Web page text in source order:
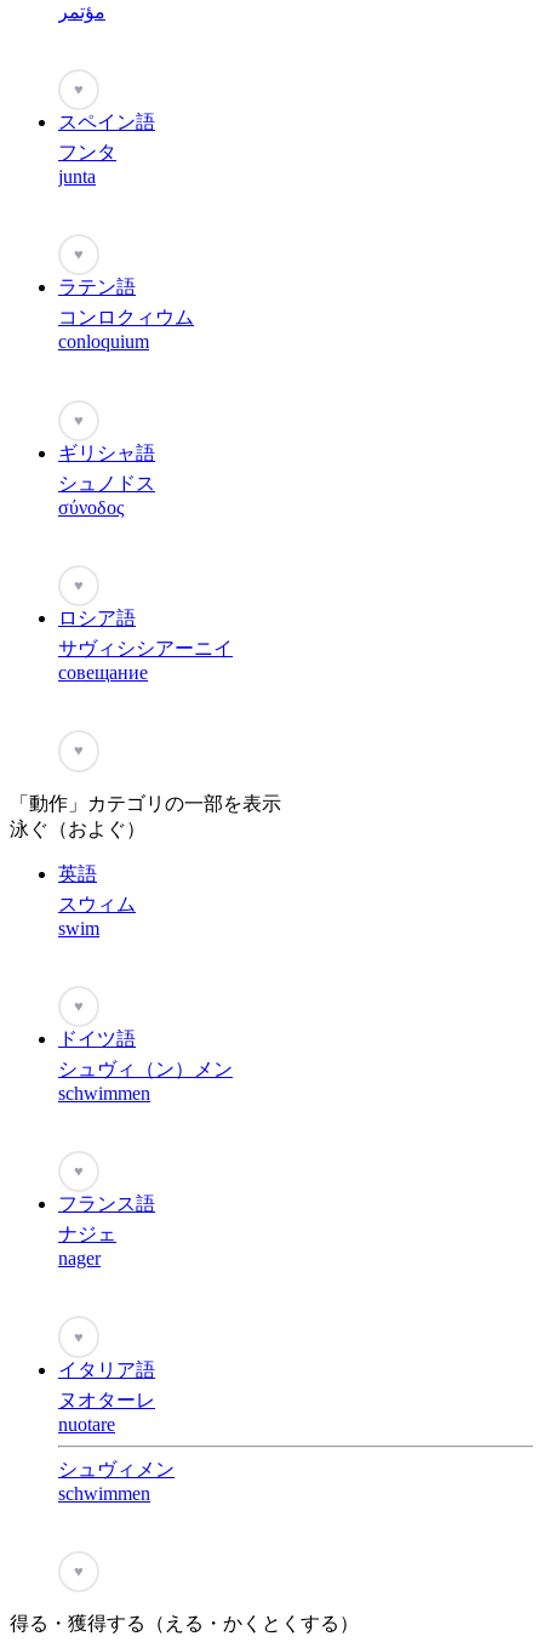
مؤتمر
♥
スペイン語
フンタ
junta
♥
ラテン語
コンロクィウム
conloquium
♥
ギリシャ語
シュノドス
σύνοδος
♥
ロシア語
サヴィシシアーニイ
совещание
♥
「動作」カテゴリの一部を表示
泳ぐ（およぐ）
英語
スウィム
swim
♥
ドイツ語
シュヴィ（ン）メン
schwimmen
♥
フランス語
ナジェ
nager
♥
イタリア語
ヌオターレ
nuotare
シュヴィメン
schwimmen
♥
得る・獲得する（える・かくとくする）